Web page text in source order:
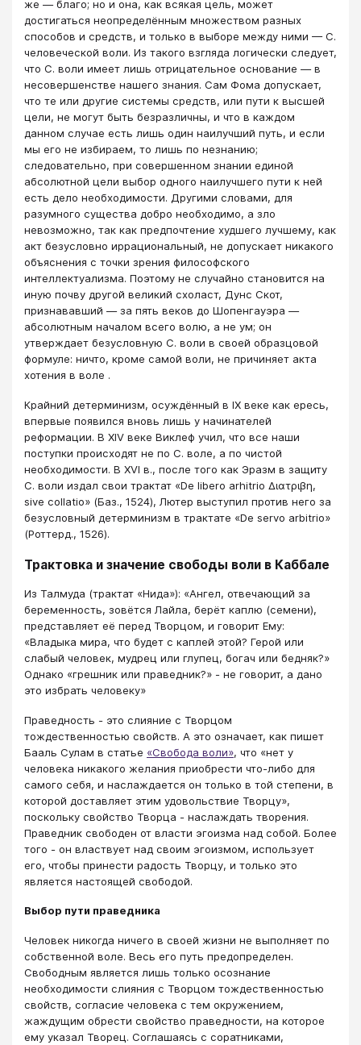
же — благо; но и она, как всякая цель, может
достигаться неопределённым множеством разных
способов и средств, и только в выборе между ними — С.
человеческой воли. Из такого взгляда логически следует,
что С. воли имеет лишь отрицательное основание — в
несовершенстве нашего знания. Сам Фома допускает,
что те или другие системы средств, или пути к высшей
цели, не могут быть безразличны, и что в каждом
данном случае есть лишь один наилучший путь, и если
мы его не избираем, то лишь по незнанию;
следовательно, при совершенном знании единой
абсолютной цели выбор одного наилучшего пути к ней
есть дело необходимости. Другими словами, для
разумного существа добро необходимо, а зло
невозможно, так как предпочтение худшего лучшему, как
акт безусловно иррациональный, не допускает никакого
объяснения с точки зрения философского
интеллектуализма. Поэтому не случайно становится на
иную почву другой великий схоласт, Дунс Скот,
признававший — за пять веков до Шопенгауэра —
абсолютным началом всего волю, а не ум; он
утверждает безусловную С. воли в своей образцовой
формуле: ничто, кроме самой воли, не причиняет акта
хотения в воле .
Крайний детерминизм, осуждённый в IX веке как ересь,
впервые появился вновь лишь у начинателей
реформации. В XIV веке Виклеф учил, что все наши
поступки происходят не по С. воле, а по чистой
необходимости. В XVI в., после того как Эразм в защиту
С. воли издал свои трактат «De liberо arhitrio Διατριβη,
sive collatio» (Баз., 1524), Лютер выступил против него за
безусловный детерминизм в трактате «De servo arbitrio»
(Роттерд., 1526).
Трактовка и значение свободы воли в Каббале
Из Талмуда (трактат «Нида»): «Ангел, отвечающий за
беременность, зовётся Лайла, берёт каплю (семени),
представляет её перед Творцом, и говорит Ему:
«Владыка мира, что будет с каплей этой? Герой или
слабый человек, мудрец или глупец, богач или бедняк?»
Однако «грешник или праведник?» - не говорит, а дано
это избрать человеку»
Праведность - это слияние с Творцом
тождественностью свойств. А это означает, как пишет
Бааль Сулам в статье «Свобода воли», что «нет у
человека никакого желания приобрести что-либо для
самого себя, и наслаждается он только в той степени, в
которой доставляет этим удовольствие Творцу»,
поскольку свойство Творца - наслаждать творения.
Праведник свободен от власти эгоизма над собой. Более
того - он властвует над своим эгоизмом, использует
его, чтобы принести радость Творцу, и только это
является настоящей свободой.
Выбор пути праведника
Человек никогда ничего в своей жизни не выполняет по
собственной воле. Весь его путь предопределен.
Свободным является лишь только осознание
необходимости слияния с Творцом тождественностью
свойств, согласие человека с тем окружением,
жаждущим обрести свойство праведности, на которое
ему указал Творец. Соглашаясь с соратниками,